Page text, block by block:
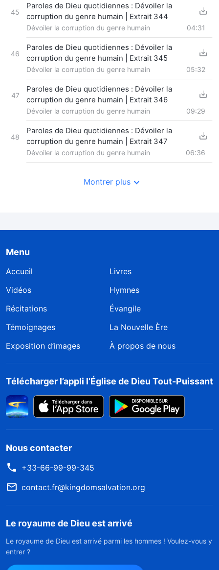
45
Paroles de Dieu quotidiennes : Dévoiler la
corruption du genre humain | Extrait 344
Dévoiler la corruption du genre humain 04:31
46
Paroles de Dieu quotidiennes : Dévoiler la
corruption du genre humain | Extrait 345
Dévoiler la corruption du genre humain 05:32
47
Paroles de Dieu quotidiennes : Dévoiler la
corruption du genre humain | Extrait 346
Dévoiler la corruption du genre humain 09:29
48
Paroles de Dieu quotidiennes : Dévoiler la
corruption du genre humain | Extrait 347
Dévoiler la corruption du genre humain 06:36
Montrer plus
Menu
Accueil
Livres
Vidéos
Hymnes
Récitations
Évangile
Témoignages
La Nouvelle Ère
Exposition d’images
À propos de nous
Télécharger l’appli l’Église de Dieu Tout-Puissant
Nous contacter
+33-66-99-99-345
contact.fr@kingdomsalvation.org
Le royaume de Dieu est arrivé
Le royaume de Dieu est arrivé parmi les hommes ! Voulez-vous y
entrer ?